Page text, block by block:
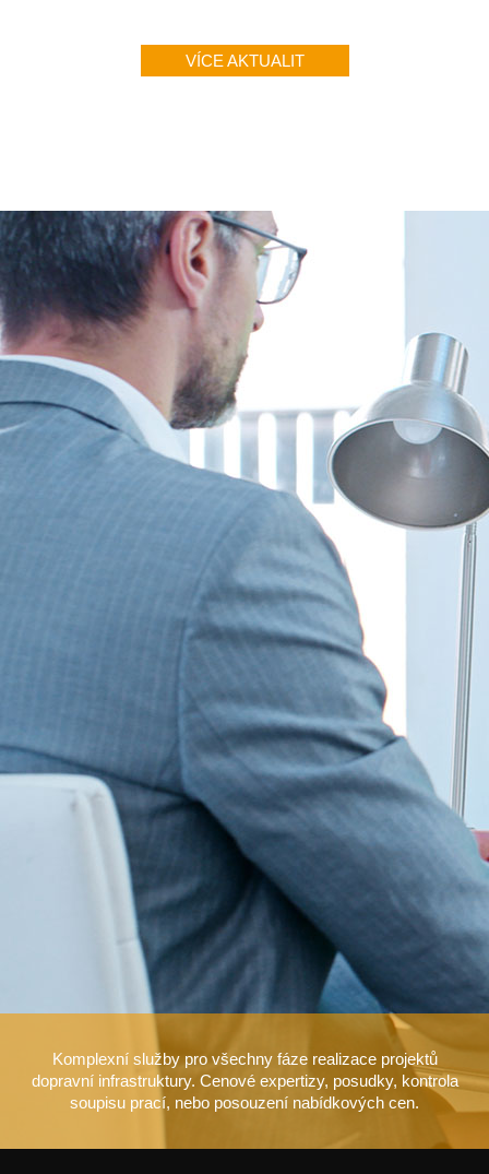
VÍCE AKTUALIT
Komplexní služby pro všechny fáze realizace projektů
dopravní infrastruktury. Cenové expertizy, posudky, kontrola
soupisu prací, nebo posouzení nabídkových cen.